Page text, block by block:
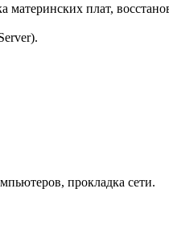
плат,
прокладка сети.